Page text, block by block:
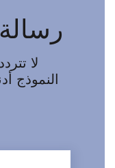
لا
النموذج